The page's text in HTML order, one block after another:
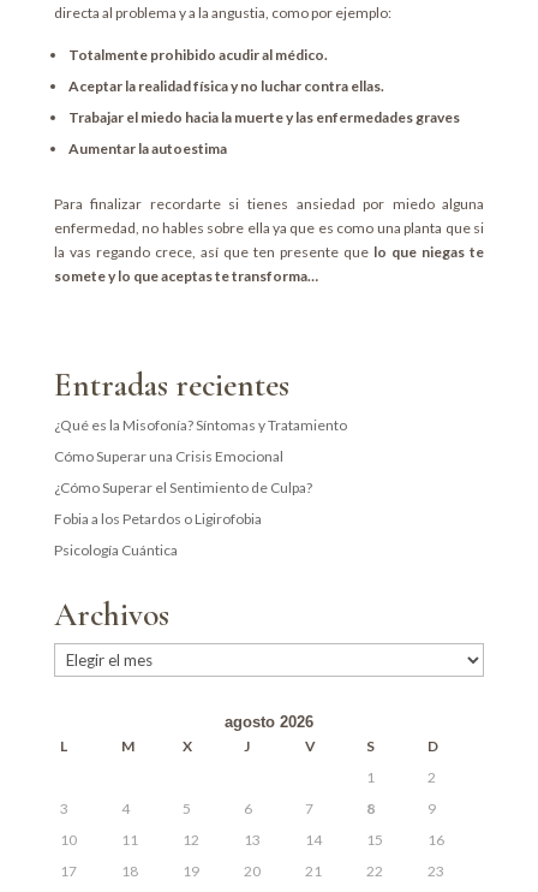
directa al problema y a la angustia, como por ejemplo:
Totalmente prohibido acudir al médico.
Aceptar la realidad física y no luchar contra ellas.
Trabajar el miedo hacia la muerte y las enfermedades graves
Aumentar la autoestima
Para finalizar recordarte si tienes ansiedad por miedo alguna
enfermedad, no hables sobre ella ya que es como una planta que si
la vas regando crece, así que ten presente que lo que niegas te
somete y lo que aceptas te transforma…
Entradas recientes
¿Qué es la Misofonía? Síntomas y Tratamiento
Cómo Superar una Crisis Emocional
¿Cómo Superar el Sentimiento de Culpa?
Fobia a los Petardos o Ligirofobia
Psicología Cuántica
Archivos
Archivos
agosto 2026
L
M X J V S
D
1
2
3
4 5 6 7 8
9
10
11 12 13 14 15
16
17
18 19 20 21 22 23